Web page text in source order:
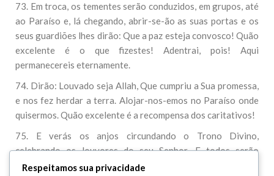
73. Em troca, os tementes serão conduzidos, em grupos, até
ao Paraíso e, lá chegando, abrir-se-ão as suas portas e os
seus guardiões lhes dirão: Que a paz esteja convosco! Quão
excelente é o que fizestes! Adentrai, pois! Aqui
permanecereis eternamente.
74. Dirão: Louvado seja Allah, Que cumpriu a Sua promessa,
e nos fez herdar a terra. Alojar-nos-emos no Paraíso onde
quisermos. Quão excelente é a recompensa dos caritativos!
75. E verás os anjos circundando o Trono Divino,
celebrando os louvores do seu Senhor. E todos serão
julgados com equidade, e será dito: Louvado seja Allah,
Respeitamos sua privacidade